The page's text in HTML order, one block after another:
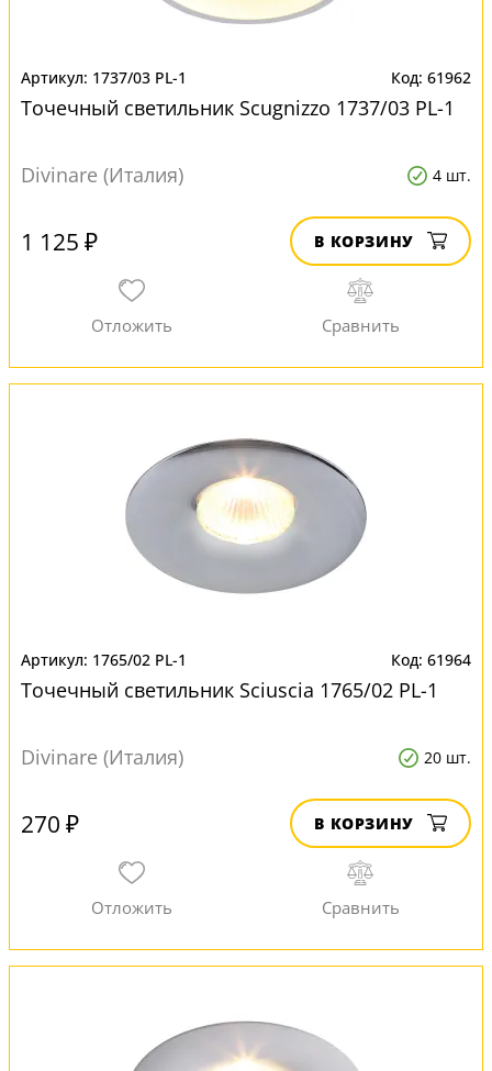
1737/03 PL-1 61962
Точечный светильник Scugnizzo 1737/03 PL-1
Divinare (Италия) 4 шт.
1 125 ₽ В КОРЗИНУ
1765/02 PL-1 61964
Точечный светильник Sciuscia 1765/02 PL-1
Divinare (Италия) 20 шт.
270 ₽ В КОРЗИНУ